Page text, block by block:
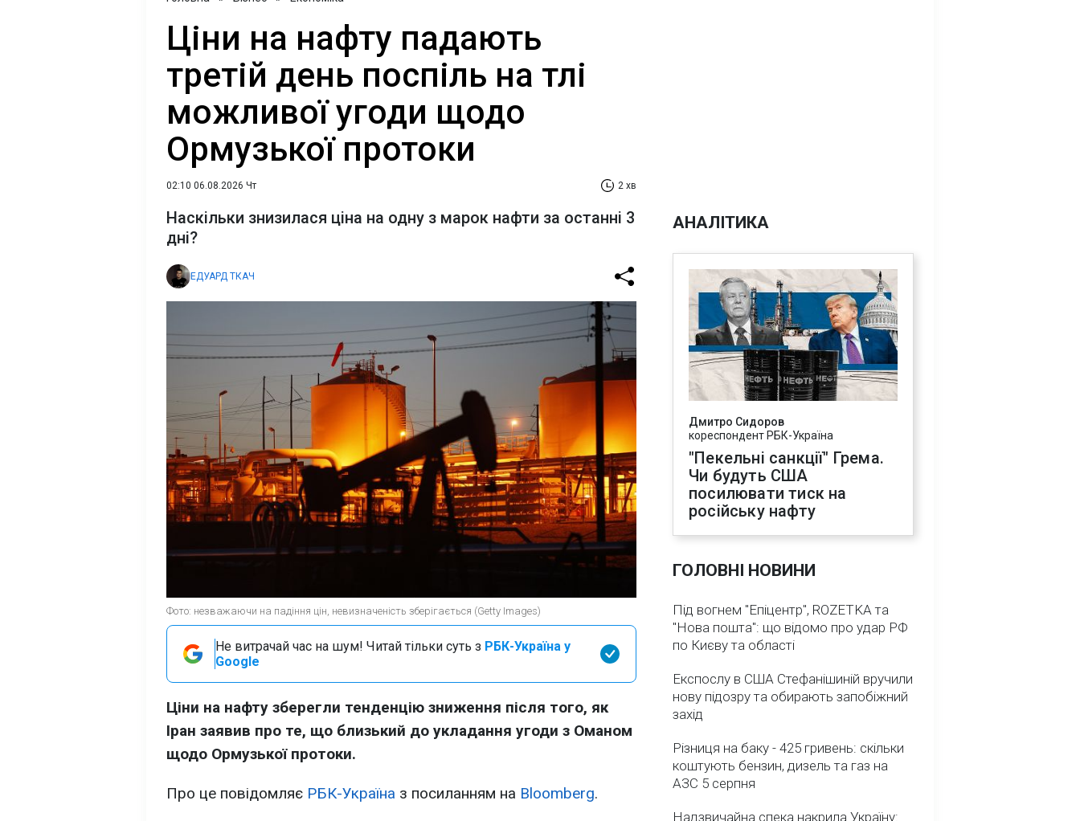
Ціни на нафту падають
третій день поспіль на тлі
можливої угоди щодо
Ормузької протоки
02:10 06.08.2026 Чт 2 хв
Наскільки знизилася ціна на одну з марок нафти за останні 3
дні?
ЕДУАРД ТКАЧ
Фото: незважаючи на падіння цін, невизначеність зберігається (Getty Images)
Не витрачай час на шум! Читай тільки суть з РБК-Україна у
Google
Ціни на нафту зберегли тенденцію зниження після того, як
Іран заявив про те, що близький до укладання угоди з Оманом
щодо Ормузької протоки.
Про це повідомляє РБК-Україна з посиланням на Bloomberg.
АНАЛІТИКА
Дмитро Сидоров
кореспондент РБК-Україна
"Пекельні санкції" Грема.
Чи будуть США
посилювати тиск на
російську нафту
ГОЛОВНІ НОВИНИ
Під вогнем "Епіцентр", ROZETKA та
"Нова пошта": що відомо про удар РФ
по Києву та області
Експослу в США Стефанішиній вручили
нову підозру та обирають запобіжний
захід
Різниця на баку - 425 гривень: скільки
коштують бензин, дизель та газ на
АЗС 5 серпня
Надзвичайна спека накрила Україну: